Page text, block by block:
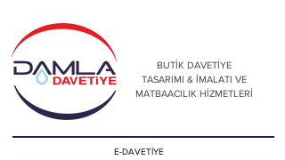
BUTİK DAVETİYE
TASARIMI & İMALATI VE
MATBAACILIK HİZMETLERİ
E-DAVETİYE